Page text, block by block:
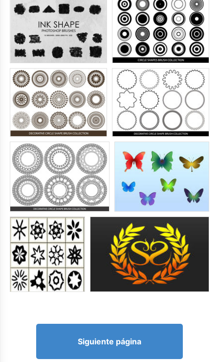
Siguiente página